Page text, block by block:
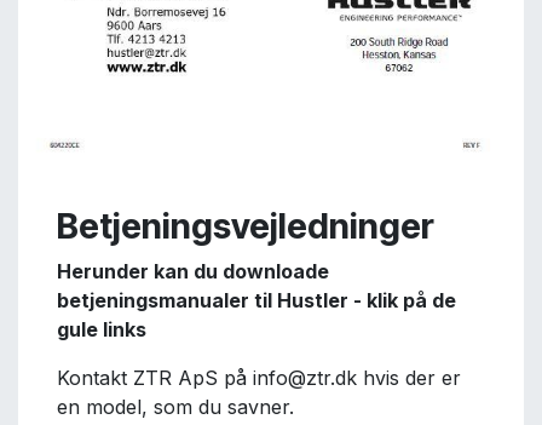
Betjeningsvejledninger
Herunder kan du downloade
betjeningsmanualer til Hustler - klik på de
gule links
Kontakt ZTR ApS på info@ztr.dk hvis der er
en model, som du savner.